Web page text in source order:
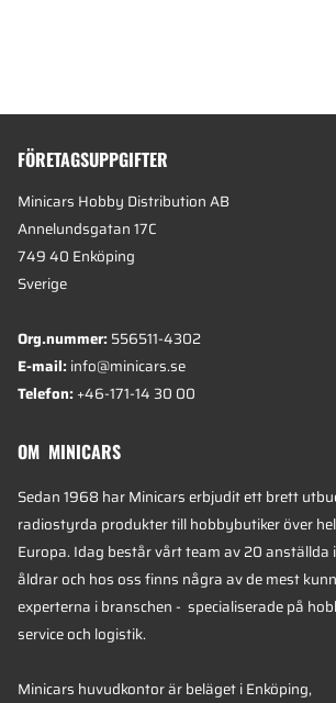
FÖRETAGSUPPGIFTER
Minicars Hobby Distribution AB
Annelundsgatan 17C
749 40 Enköping
Sverige
Org.nummer:556511-4302
E-mail:info@minicars.se
Telefon:+46-171-14 30 00
OM MINICARS
Sedan 1968 har Minicars erbjudit ett brett
radiostyrda produkter till hobbybutiker över
Europa. Idag består vårt team av 20 anställda
åldrar och hos oss finns några av de mest
experterna i branschen - specialiserade på
service och logistik.
Minicars huvudkontor är beläget i Enköping,